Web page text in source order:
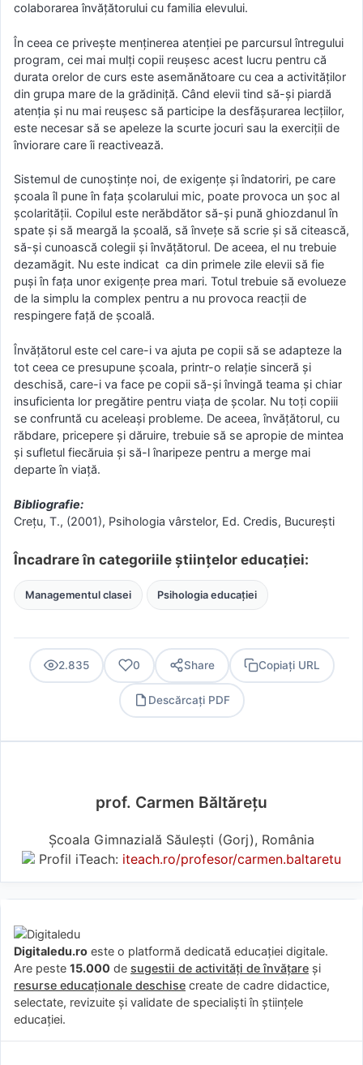
colaborarea învățătorului cu familia elevului.
În ceea ce privește menținerea atenției pe parcursul întregului
program, cei mai mulți copii reușesc acest lucru pentru că
durata orelor de curs este asemănătoare cu cea a activităților
din grupa mare de la grădiniță. Când elevii tind să-și piardă
atenția și nu mai reușesc să participe la desfășurarea lecțiilor,
este necesar să se apeleze la scurte jocuri sau la exerciții de
înviorare care îi reactivează.
Sistemul de cunoștințe noi, de exigențe și îndatoriri, pe care
școala îl pune în fața școlarului mic, poate provoca un șoc al
școlarității. Copilul este nerăbdător să-și pună ghiozdanul în
spate și să meargă la școală, să învețe să scrie și să citească,
să-și cunoască colegii și învățătorul. De aceea, el nu trebuie
dezamăgit. Nu este indicat ca din primele zile elevii să fie
puși în fața unor exigențe prea mari. Totul trebuie să evolueze
de la simplu la complex pentru a nu provoca reacții de
respingere față de școală.
Învățătorul este cel care-i va ajuta pe copii să se adapteze la
tot ceea ce presupune școala, printr-o relație sinceră și
deschisă, care-i va face pe copii să-și învingă teama și chiar
insuficienta lor pregătire pentru viața de școlar. Nu toți copiii
se confruntă cu aceleași probleme. De aceea, învățătorul, cu
răbdare, pricepere și dăruire, trebuie să se apropie de mintea
și sufletul fiecăruia și să-l înaripeze pentru a merge mai
departe în viață.
Bibliografie:
Crețu, T., (2001), Psihologia vârstelor, Ed. Credis, București
Încadrare în categoriile științelor educației:
Managementul clasei Psihologia educației
2.835 0 Share Copiați URL
Descărcați PDF
prof. Carmen Băltăreţu
Școala Gimnazială Săulești (Gorj), România
Profil iTeach: iteach.ro/profesor/carmen.baltaretu
Digitaledu.ro este o platformă dedicată educației digitale.
Are peste 15.000 de sugestii de activități de învățare și
resurse educaționale deschise create de cadre didactice,
selectate, revizuite și validate de specialiști în științele
educației.